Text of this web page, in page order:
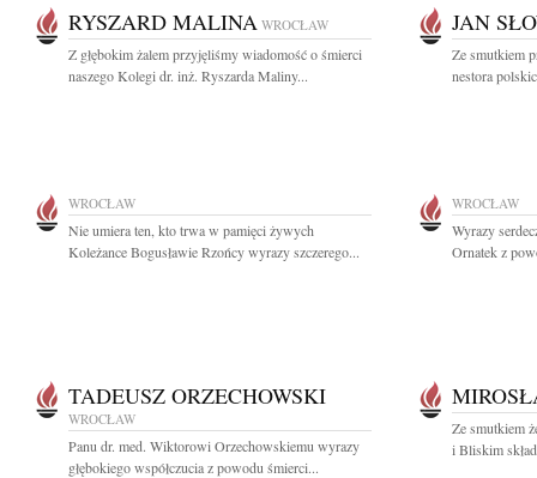
RYSZARD MALINA WROCŁAW
Z głębokim żalem przyjęliśmy wiadomość o śmierci
naszego Kolegi dr. inż. Ryszarda Maliny...
JAN
Ze smutkiem
nestora
WROCŁAW
Nie umiera ten, kto trwa w pamięci żywych
Koleżance Bogusławie Rzońcy wyrazy szczerego...
WROCŁAW
Wyrazy
Ornatek z
TADEUSZ ORZECHOWSKI
WROCŁAW
Panu dr. med. Wiktorowi Orzechowskiemu wyrazy
głębokiego współczucia z powodu śmierci...
Ze smutkiem
i Bliskim